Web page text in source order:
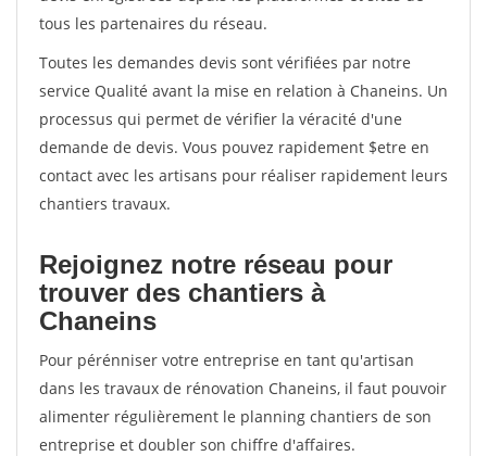
tous les partenaires du réseau.
Toutes les demandes devis sont vérifiées par notre
service Qualité avant la mise en relation à Chaneins. Un
processus qui permet de vérifier la véracité d'une
demande de devis. Vous pouvez rapidement $etre en
contact avec les artisans pour réaliser rapidement leurs
chantiers travaux.
Rejoignez notre réseau pour
trouver des chantiers à
Chaneins
Pour pérénniser votre entreprise en tant qu'artisan
dans les travaux de rénovation Chaneins, il faut pouvoir
alimenter régulièrement le planning chantiers de son
entreprise et doubler son chiffre d'affaires.